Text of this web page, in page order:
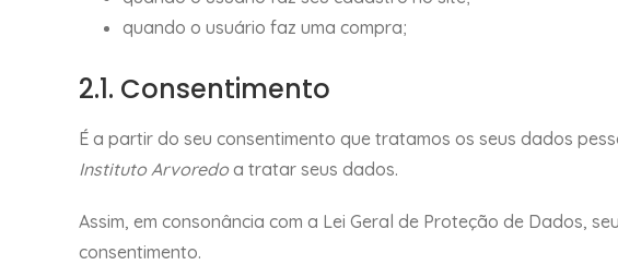
quando o usuário faz uma compra;
2.1. Consentimento
É a partir do seu consentimento que tratamos os seus dados
Instituto Arvoredoa tratar seus dados.
Assim, em consonância com a Lei Geral de Proteção de Dados,
consentimento.